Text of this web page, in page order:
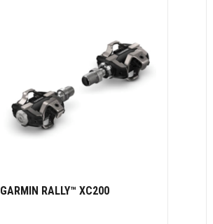
GARMIN RALLY™ XC200